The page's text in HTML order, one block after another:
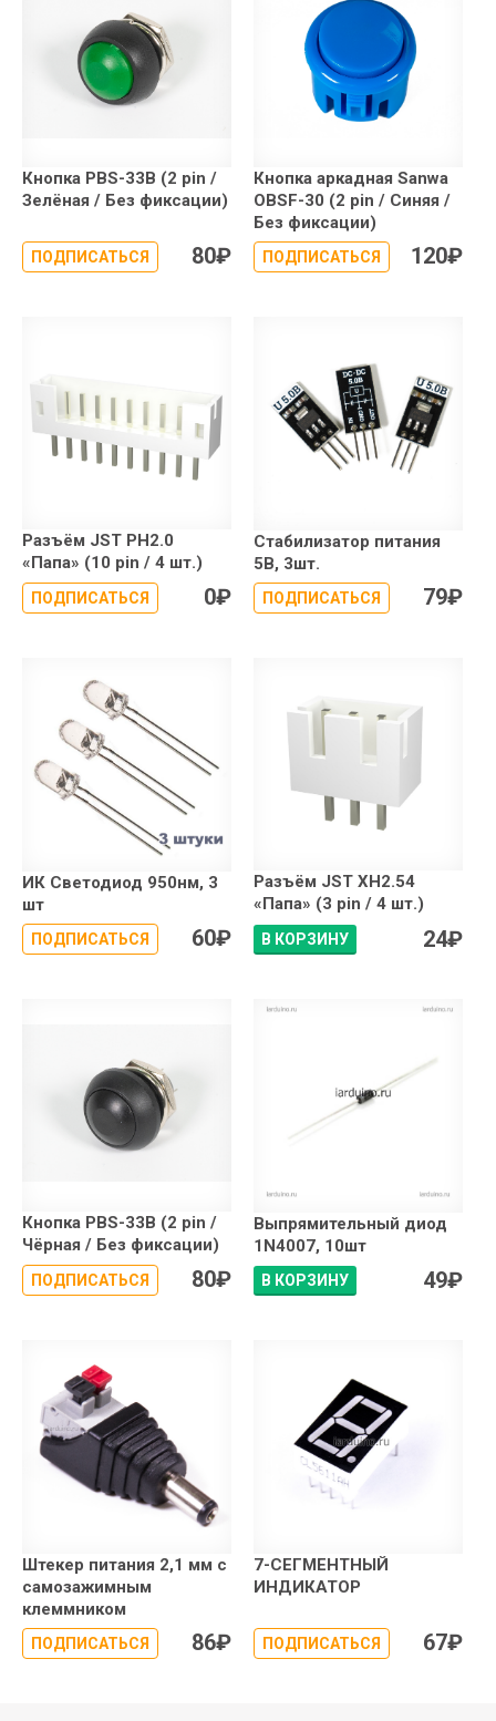
Кнопка PBS-33B (2 pin /
Зелёная / Без фиксации)
ПОДПИСАТЬСЯ 80₽
Кнопка аркадная Sanwa
OBSF-30 (2 pin / Синяя /
Без фиксации)
ПОДПИСАТЬСЯ 120₽
Разъём JST PH2.0
«Папа» (10 pin / 4 шт.)
ПОДПИСАТЬСЯ 0₽
Стабилизатор питания
5В, 3шт.
ПОДПИСАТЬСЯ 79₽
ИК Светодиод 950нм, 3
шт
ПОДПИСАТЬСЯ 60₽
Разъём JST XH2.54
«Папа» (3 pin / 4 шт.)
В КОРЗИНУ 24₽
Кнопка PBS-33B (2 pin /
Чёрная / Без фиксации)
ПОДПИСАТЬСЯ 80₽
Выпрямительный диод
1N4007, 10шт
В КОРЗИНУ 49₽
Штекер питания 2,1 мм с
самозажимным
клеммником
ПОДПИСАТЬСЯ 86₽
7-СЕГМЕНТНЫЙ
ИНДИКАТОР
ПОДПИСАТЬСЯ 67₽